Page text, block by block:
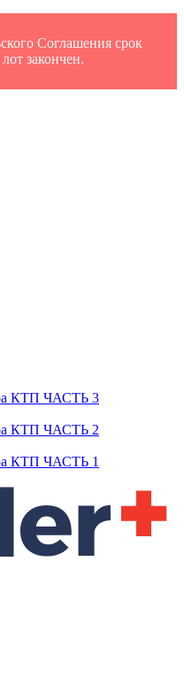
Соглашения срок
закончен.
КТП ЧАСТЬ 3
КТП ЧАСТЬ 2
КТП ЧАСТЬ 1